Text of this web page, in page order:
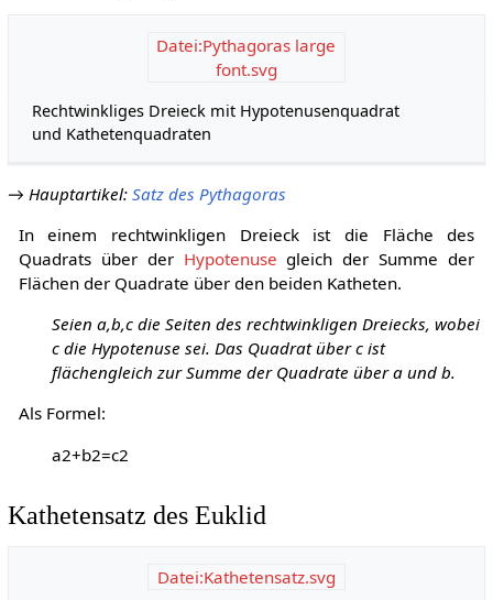
Datei:Pythagoras large
font.svg
Rechtwinkliges Dreieck mit Hypotenusenquadrat
und Kathetenquadraten
→ Hauptartikel: Satz des Pythagoras
In einem rechtwinkligen Dreieck ist die Fläche des
Quadrats über der Hypotenuse gleich der Summe der
Flächen der Quadrate über den beiden Katheten.
Seien a,b,cdie Seiten des rechtwinkligen Dreiecks, wobei
cdie Hypotenuse sei. Das Quadrat übercist
flächengleich zur Summe der Quadrate überaund b.
Als Formel:
a2+b2=c2
Kathetensatz des Euklid
Datei:Kathetensatz.svg